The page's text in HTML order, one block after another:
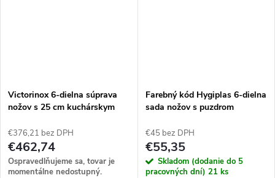
Victorinox 6-dielna súprava
nožov s 25 cm kuchárskym
€376,21 bez DPH
€462,74
Ospravedlňujeme sa, tovar je
momentálne nedostupný.
Farebný kód Hygiplas 6-dielna
sada nožov s puzdrom
€45 bez DPH
€55,35
Skladom (dodanie do 5
pracovných dní) 21 ks